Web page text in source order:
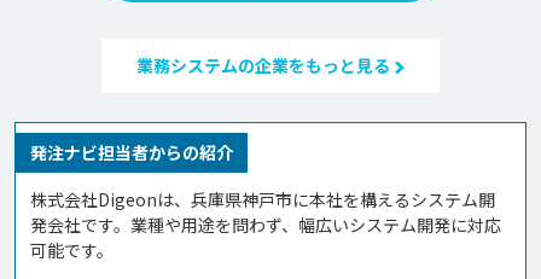
業務システムの企業をもっと見る
発注ナビ担当者からの紹介
株式会社Digeonは、兵庫県神戸市に本社を構えるシステム開
発会社です。業種や用途を問わず、幅広いシステム開発に対応
可能です。